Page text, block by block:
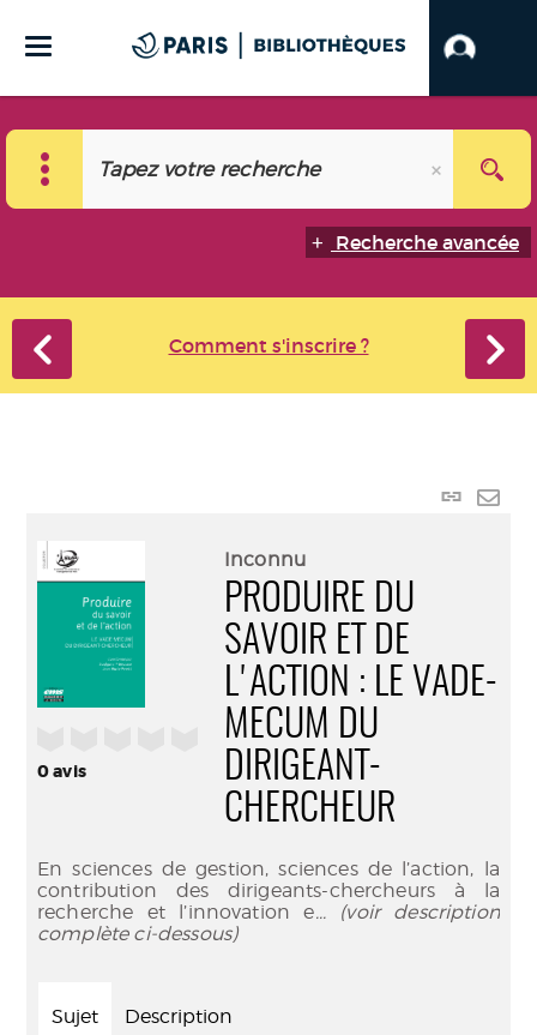
Recherche avancée
Comment s'inscrire ?
Lien
0avis
Inconnu
PRODUIRE DU
SAVOIR ET DE
L'ACTION : LE VADE-
MECUM DU
DIRIGEANT-
CHERCHEUR
En sciences de gestion, sciences de l’action, la
contribution des dirigeants-chercheurs à la
recherche et l’innovation e... (voir description
complète ci-dessous)
Sujet Description